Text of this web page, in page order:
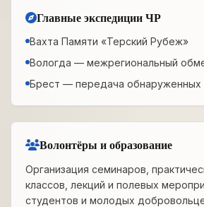
Главные экспедиции ЧР
Вахта Памяти «Терский Рубеж»
Вологда — межрегиональный
Брест — передача обнаруженных
Волонтёры и образование
Организация семинаров,
классов, лекций и полевых
студентов и молодых